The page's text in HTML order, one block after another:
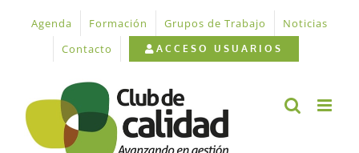
contenido
Agenda Formación Grupos de Trabajo
Noticias
Contacto
ACCESO USUARIOS